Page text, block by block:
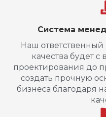
Система
Наш
качества будет с
проектирования до
создать прочную
бизнеса благодаря